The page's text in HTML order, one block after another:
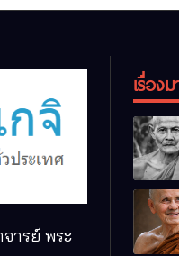
ารย์ พระ
เรื่อง